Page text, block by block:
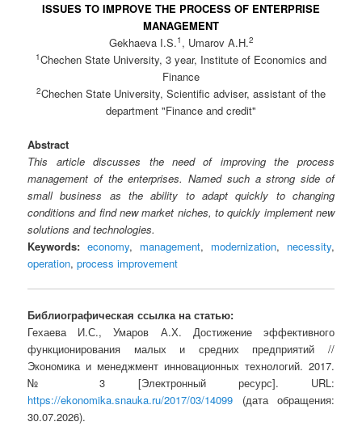
ISSUES TO IMPROVE THE PROCESS OF ENTERPRISE
MANAGEMENT
Gekhaeva I.S.1 , Umarov A.H.2
1Chechen State University, 3 year, Institute of Economics and
Finance
2Chechen State University, Scientific adviser, assistant of the
department "Finance and credit"
Abstract
This article discusses the need of improving the process
management of the enterprises. Named such a strong side of
small business as the ability to adapt quickly to changing
conditions and find new market niches, to quickly implement new
solutions and technologies.
Keywords: economy, management, modernization, necessity,
operation,process improvement
Библиографическая ссылка на статью:
Гехаева И.С., Умаров А.Х. Достижение эффективного
функционирования малых и средних предприятий //
Экономика и менеджмент инновационных технологий. 2017.
№ 3 [Электронный ресурс]. URL:
https://ekonomika.snauka.ru/2017/03/14099 (дата обращения:
30.07.2026).